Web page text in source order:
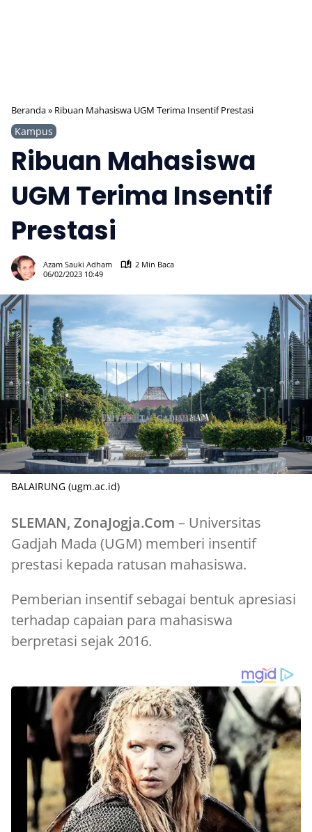
Beranda» Ribuan Mahasiswa UGM Terima Insentif Prestasi
Kampus
Ribuan Mahasiswa
UGM Terima Insentif
Prestasi
Azam Sauki Adham
2 Min Baca
06/02/2023 10:49
BALAIRUNG (ugm.ac.id)
SLEMAN, ZonaJogja.Com – Universitas
Gadjah Mada (UGM) memberi insentif
prestasi kepada ratusan mahasiswa.
Pemberian insentif sebagai bentuk apresiasi
terhadap capaian para mahasiswa
berpretasi sejak 2016.